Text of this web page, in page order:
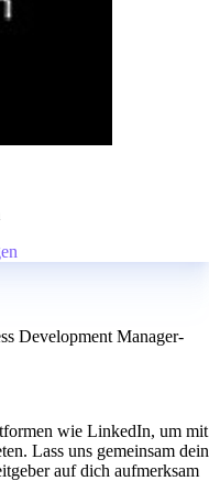
Development Manager-
wie LinkedIn, um mit
Lass uns gemeinsam dein
auf dich aufmerksam